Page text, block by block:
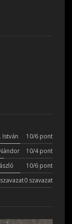
István
10/6 pont
10/4 pont
10/6 pont
0 szavazat